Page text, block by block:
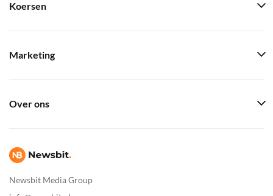
Newsbit Media Group
Koersen
Marketing
Over ons